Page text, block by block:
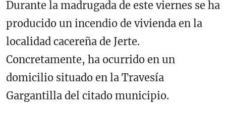
Durante la madrugada de este viernes se ha
producido un incendio de vivienda en la
localidad cacereña de Jerte.
Concretamente, ha ocurrido en un
domicilio situado en la Travesía
Gargantilla del citado municipio.